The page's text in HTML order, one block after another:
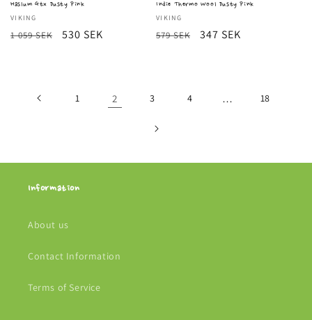
Haslum Gtx Dusty Pink
Säljare:
VIKING
Ordinarie
1 059 SEK Försäljningspris
530 SEK
Indie Thermo Wool Dusty Pink
Säljare:
VIKING
Ordinarie
579 SEK Försäljningspris
347 SEK
1 2 3 4 … 18
Information
About us
Contact Information
Terms of Service